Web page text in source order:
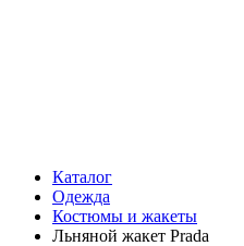
Каталог
Одежда
Костюмы и жакеты
Льняной жакет Prada